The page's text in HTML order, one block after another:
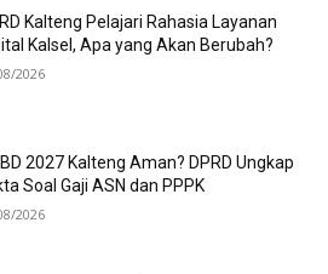
Kalteng Pelajari Rahasia Layanan
Kalsel, Apa yang Akan Berubah?
2026
2027 Kalteng Aman? DPRD Ungkap
Soal Gaji ASN dan PPPK
2026